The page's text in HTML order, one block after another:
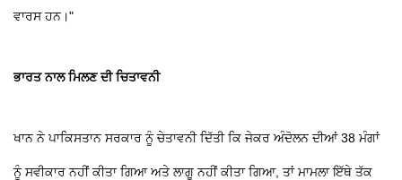
ਵਾਰਸ ਹਨ।"
ਭਾਰਤ ਨਾਲ ਮਿਲਣ ਦੀ ਚਿਤਾਵਨੀ
ਖਾਨ ਨੇ ਪਾਕਿਸਤਾਨ ਸਰਕਾਰ ਨੂੰ ਚੇਤਾਵਨੀ ਦਿੱਤੀ ਕਿ ਜੇਕਰ ਅੰਦੋਲਨ ਦੀਆਂ 38 ਮੰਗਾਂ
ਨੂੰ ਸਵੀਕਾਰ ਨਹੀਂ ਕੀਤਾ ਗਿਆ ਅਤੇ ਲਾਗੂ ਨਹੀਂ ਕੀਤਾ ਗਿਆ, ਤਾਂ ਮਾਮਲਾ ਇੱਥੇ ਤੱਕ